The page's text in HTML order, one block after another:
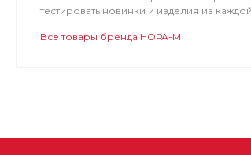
тестировать новинки и изделия из
Все товары бренда НОРА-М